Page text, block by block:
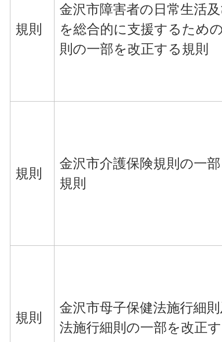
規則
金沢市障害者の日常生活
を総合的に支援するため
則の一部を改正する規則
規則
金沢市介護保険規則の一
規則
規則
金沢市母子保健法施行細
法施行細則の一部を改正